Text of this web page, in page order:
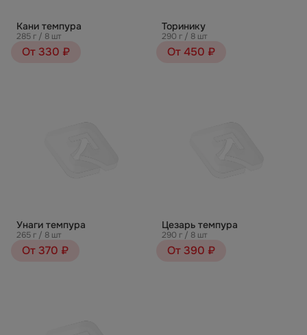
Кани темпура
285 г / 8 шт
От 330 ₽
Торинику
290 г / 8 шт
От 450 ₽
Унаги темпура
265 г / 8 шт
От 370 ₽
Цезарь темпура
290 г / 8 шт
От 390 ₽